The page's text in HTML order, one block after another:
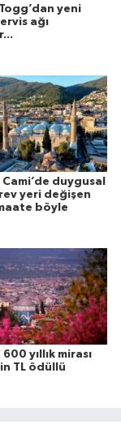
yeni
ağı
Cami’de duygusal
yeri değişen
böyle
600 yıllık mirası
TL ödüllü